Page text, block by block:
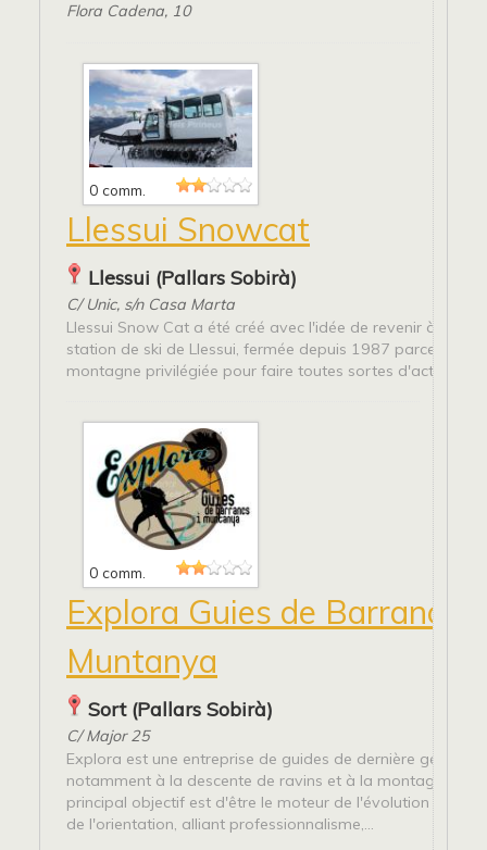
Flora Cadena, 10
0 comm.
Llessui Snowcat
Llessui (Pallars Sobirà)
C/ Unic, s/n Casa Marta
Llessui Snow Cat a été créé avec l'idée de revenir à la vie
station de ski de Llessui, fermée depuis 1987 parce que
montagne privilégiée pour faire toutes sortes d'activités
0 comm.
Explora Guies de Barrancs i
Muntanya
Sort (Pallars Sobirà)
C/ Major 25
Explora est une entreprise de guides de dernière
notamment à la descente de ravins et à la montagne.
principal objectif est d'être le moteur de l'évolution dans
de l'orientation, alliant professionnalisme,...